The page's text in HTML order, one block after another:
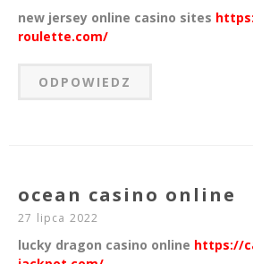
new jersey online casino sites
roulette.com/
ODPOWIEDZ
ocean casino online
27 lipca 2022
lucky dragon casino online https://